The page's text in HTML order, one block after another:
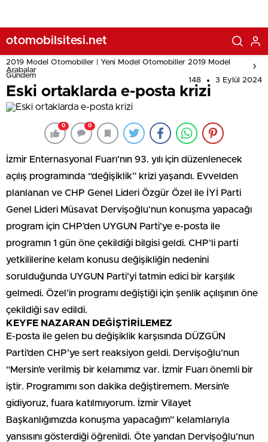
otomobilsitesi.net
2019 Model Otomobiller | Yeni Model Otomobiller 2019 Model
Arabalar
Gündem
148 3 Eylül 2024
Eski ortaklarda e-posta krizi
0 0
İzmir Enternasyonal Fuarı’nın 93. yılı için düzenlenecek
açılış programında “değişiklik” krizi yaşandı. Evvelden
planlanan ve CHP Genel Lideri Özgür Özel ile İYİ Parti
Genel Lideri Müsavat Dervişoğlu’nun konuşma yapacağı
program için CHP’den UYGUN Parti’ye e-posta ile
programın 1 gün öne çekildiği bilgisi geldi. CHP’li parti
yetkililerine kelam konusu değişikliğin nedenini
sorulduğunda UYGUN Parti’yi tatmin edici bir karşılık
gelmedi. Özel’in programı değiştiği için şenlik açılışının öne
çekildiği sav edildi.
KEYFE NAZARAN DEĞİŞTİRİLEMEZ
E-posta ile gelen bu değişiklik karşısında DÜZGÜN
Parti’den CHP’ye sert reaksiyon geldi. Dervişoğlu’nun
“Mersin’e verilmiş bir kelamımız var. İzmir Fuarı önemli bir
iştir. Programımı son dakika değiştiremem. Mersin’e
gidiyoruz, fuara katılmıyorum. İzmir Vilayet
Başkanlığımızda konuşma yapacağım” kelamlarıyla
yansısını gösterdiği öğrenildi. Öte yandan Dervişoğlu’nun